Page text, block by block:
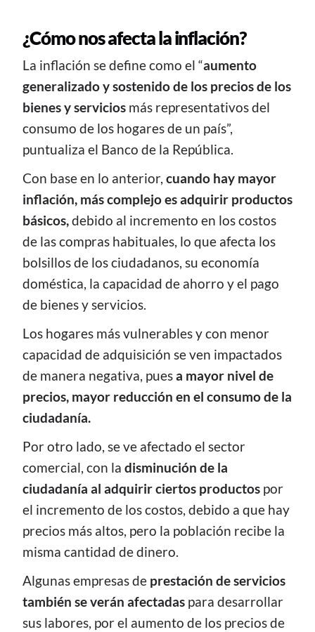
¿Cómo nos afecta la inflación?
La inflación se define como el “aumento
generalizado y sostenido de los precios de los
bienes y servicios más representativos del
consumo de los hogares de un país”,
puntualiza el Banco de la República.
Con base en lo anterior,cuando hay mayor
inflación, más complejo es adquirir productos
básicos,debido al incremento en los costos
de las compras habituales, lo que afecta los
bolsillos de los ciudadanos, su economía
doméstica, la capacidad de ahorro y el pago
de bienes y servicios.
Los hogares más vulnerables y con menor
capacidad de adquisición se ven impactados
de manera negativa, puesa mayor nivel de
precios, mayor reducción en el consumo de la
ciudadanía.
Por otro lado, se ve afectado el sector
comercial, con la disminución de la
ciudadanía al adquirir ciertos productos por
el incremento de los costos, debido a que hay
precios más altos, pero la población recibe la
misma cantidad de dinero.
Algunas empresas de prestación de servicios
también se verán afectadas para desarrollar
sus labores, por el aumento de los precios de